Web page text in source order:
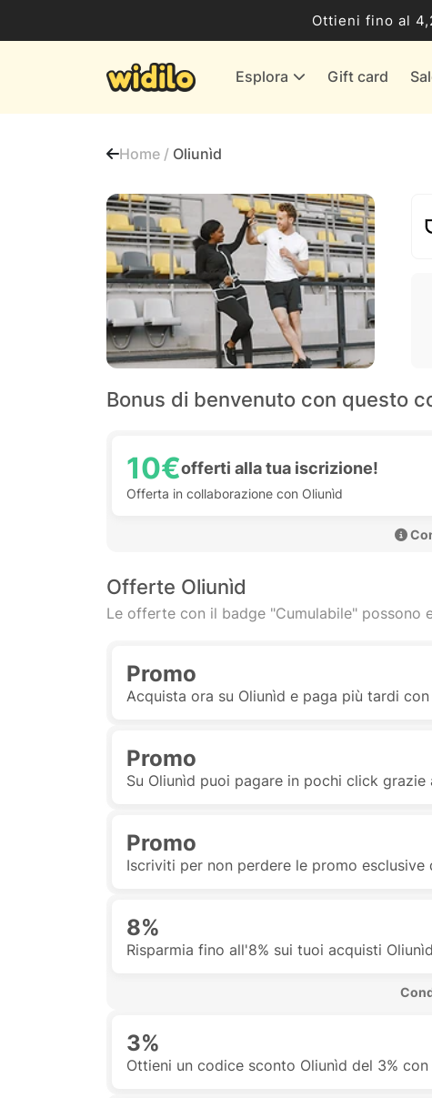
Ottieni fino al
Esplora Gift card
Banche & Assicurazioni
Home / Oliunìd
Bonus di benvenuto con questo
10€offerti alla tua iscrizione!
Offerta in collaborazione con Oliunìd
Offerte Oliunìd
Le offerte con il badge "Cumulabile" possono
Promo
Acquista ora su Oliunìd e paga più tardi
Promo
Su Oliunìd puoi pagare in pochi click grazie
Promo
Iscriviti per non perdere le promo esclusive
8%
Risparmia fino all'8% sui tuoi acquisti Oliunìd
3%
Ottieni un codice sconto Oliunìd del 3%